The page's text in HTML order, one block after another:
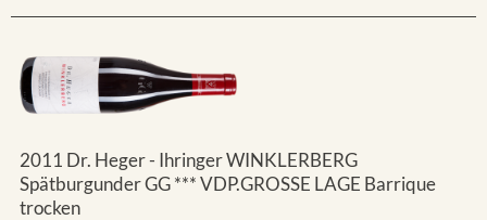
2011 Dr. Heger - Ihringer WINKLERBERG
Spätburgunder GG *** VDP.GROSSE LAGE Barrique
trocken